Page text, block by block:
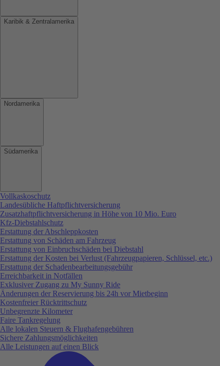
Karibik & Zentralamerika
Nordamerika
Südamerika
Vollkaskoschutz
Landesübliche Haftpflichtversicherung
Zusatzhaftpflichtversicherung in Höhe von 10 Mio. Euro
Kfz-Diebstahlschutz
Erstattung der Abschleppkosten
Erstattung von Schäden am Fahrzeug
Erstattung von Einbruchschäden bei Diebstahl
Erstattung der Kosten bei Verlust (Fahrzeugpapieren, Schlüssel, etc.)
Erstattung der Schadenbearbeitungsgebühr
Erreichbarkeit in Notfällen
Exklusiver Zugang zu My Sunny Ride
Änderungen der Reservierung bis 24h vor Mietbeginn
Kostenfreier Rücktrittschutz
Unbegrenzte Kilometer
Faire Tankregelung
Alle lokalen Steuern & Flughafengebühren
Sichere Zahlungsmöglichkeiten
Alle Leistungen auf einen Blick